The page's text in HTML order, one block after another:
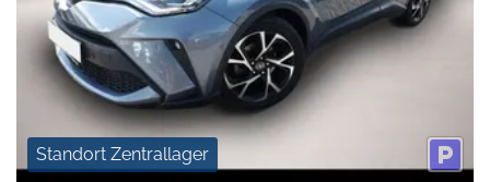
Standort Zentrallager